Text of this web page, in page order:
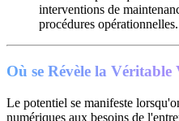
interventions de
procédures opérationnelles.
Où se Révèle la Véritable
Le potentiel se manifeste
numériques aux besoins de